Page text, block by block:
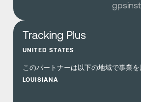
Tracking Plus
UNITED STATES
このパートナーは以下の地域で事業を
LOUISIANA
さらに詳しく